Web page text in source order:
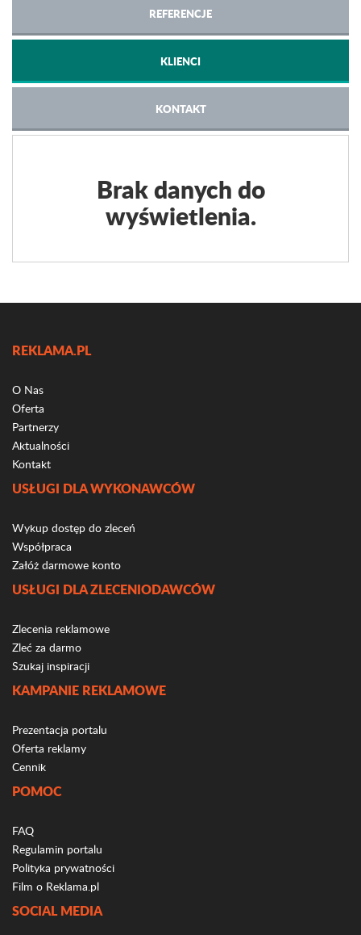
REFERENCJE
KLIENCI
KONTAKT
Brak danych do
wyświetlenia.
REKLAMA.PL
O Nas
Oferta
Partnerzy
Aktualności
Kontakt
USŁUGI DLA WYKONAWCÓW
Wykup dostęp do zleceń
Współpraca
Załóż darmowe konto
USŁUGI DLA ZLECENIODAWCÓW
Zlecenia reklamowe
Zleć za darmo
Szukaj inspiracji
KAMPANIE REKLAMOWE
Prezentacja portalu
Oferta reklamy
Cennik
POMOC
FAQ
Regulamin portalu
Polityka prywatności
Film o Reklama.pl
SOCIAL MEDIA